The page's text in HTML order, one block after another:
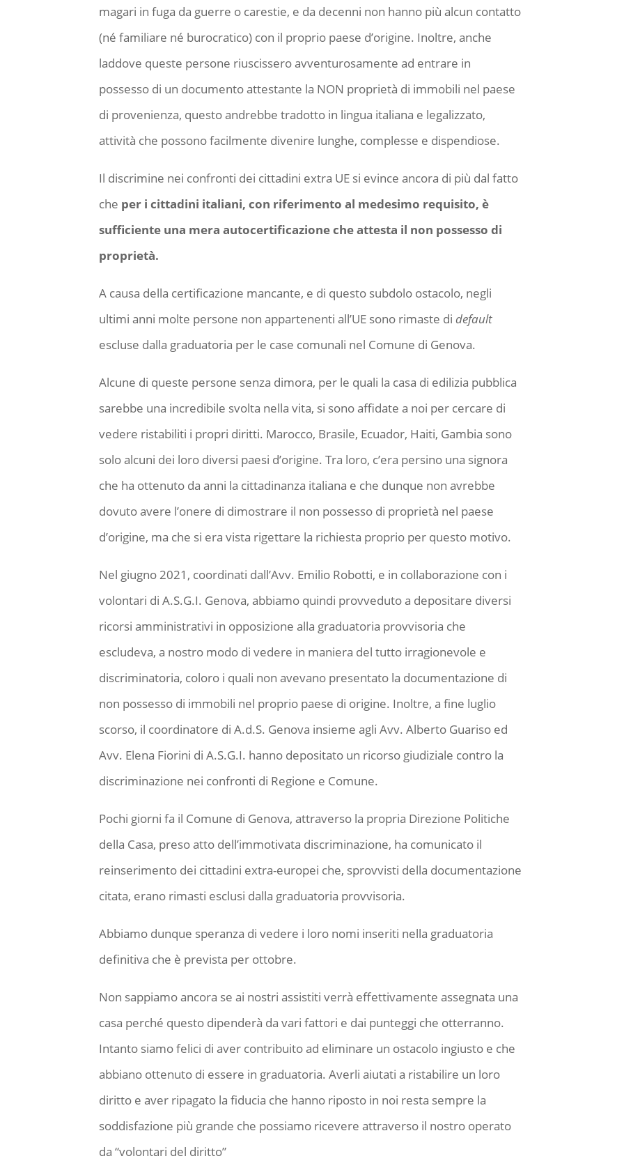
magari in fuga da guerre o carestie, e da decenni non hanno più alcun contatto
(né familiare né burocratico) con il proprio paese d’origine. Inoltre, anche
laddove queste persone riuscissero avventurosamente ad entrare in
possesso di un documento attestante la NON proprietà di immobili nel paese
di provenienza, questo andrebbe tradotto in lingua italiana e legalizzato,
attività che possono facilmente divenire lunghe, complesse e dispendiose.
Il discrimine nei confronti dei cittadini extra UE si evince ancora di più dal fatto
che per i cittadini italiani, con riferimento al medesimo requisito, è
sufficiente una mera autocertificazione che attesta il non possesso di
proprietà.
A causa della certificazione mancante, e di questo subdolo ostacolo, negli
ultimi anni molte persone non appartenenti all’UE sono rimaste di default
escluse dalla graduatoria per le case comunali nel Comune di Genova.
Alcune di queste persone senza dimora, per le quali la casa di edilizia pubblica
sarebbe una incredibile svolta nella vita, si sono affidate a noi per cercare di
vedere ristabiliti i propri diritti. Marocco, Brasile, Ecuador, Haiti, Gambia sono
solo alcuni dei loro diversi paesi d’origine. Tra loro, c’era persino una signora
che ha ottenuto da anni la cittadinanza italiana e che dunque non avrebbe
dovuto avere l’onere di dimostrare il non possesso di proprietà nel paese
d’origine, ma che si era vista rigettare la richiesta proprio per questo motivo.
Nel giugno 2021, coordinati dall’Avv. Emilio Robotti, e in collaborazione con i
volontari di A.S.G.I. Genova, abbiamo quindi provveduto a depositare diversi
ricorsi amministrativi in opposizione alla graduatoria provvisoria che
escludeva, a nostro modo di vedere in maniera del tutto irragionevole e
discriminatoria, coloro i quali non avevano presentato la documentazione di
non possesso di immobili nel proprio paese di origine. Inoltre, a fine luglio
scorso, il coordinatore di A.d.S. Genova insieme agli Avv. Alberto Guariso ed
Avv. Elena Fiorini di A.S.G.I. hanno depositato un ricorso giudiziale contro la
discriminazione nei confronti di Regione e Comune.
Pochi giorni fa il Comune di Genova, attraverso la propria Direzione Politiche
della Casa, preso atto dell’immotivata discriminazione, ha comunicato il
reinserimento dei cittadini extra-europei che, sprovvisti della documentazione
citata, erano rimasti esclusi dalla graduatoria provvisoria.
Abbiamo dunque speranza di vedere i loro nomi inseriti nella graduatoria
definitiva che è prevista per ottobre.
Non sappiamo ancora se ai nostri assistiti verrà effettivamente assegnata una
casa perché questo dipenderà da vari fattori e dai punteggi che otterranno.
Intanto siamo felici di aver contribuito ad eliminare un ostacolo ingiusto e che
abbiano ottenuto di essere in graduatoria. Averli aiutati a ristabilire un loro
diritto e aver ripagato la fiducia che hanno riposto in noi resta sempre la
soddisfazione più grande che possiamo ricevere attraverso il nostro operato
da “volontari del diritto”